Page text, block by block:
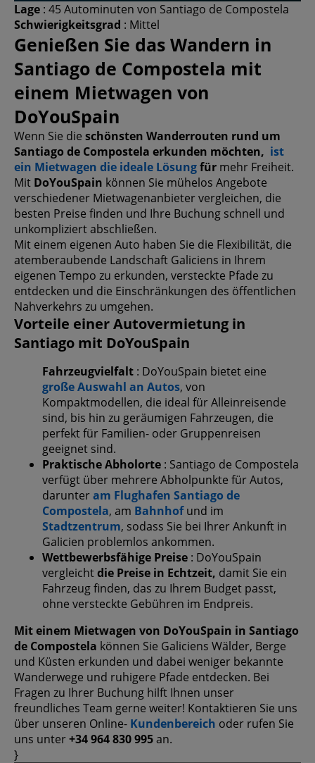
Lage : 45 Autominuten von Santiago de Compostela
Schwierigkeitsgrad : Mittel
Genießen Sie das Wandern in
Santiago de Compostela mit
einem Mietwagen von
DoYouSpain
Wenn Sie die schönsten Wanderrouten rund um
Santiago de Compostela erkunden möchten, ist
ein Mietwagen die ideale Lösungfür mehr Freiheit.
Mit DoYouSpain können Sie mühelos Angebote
verschiedener Mietwagenanbieter vergleichen, die
besten Preise finden und Ihre Buchung schnell und
unkompliziert abschließen.
Mit einem eigenen Auto haben Sie die Flexibilität, die
atemberaubende Landschaft Galiciens in Ihrem
eigenen Tempo zu erkunden, versteckte Pfade zu
entdecken und die Einschränkungen des öffentlichen
Nahverkehrs zu umgehen.
Vorteile einer Autovermietung in
Santiago mit DoYouSpain
Fahrzeugvielfalt : DoYouSpain bietet eine
große Auswahl an Autos, von
Kompaktmodellen, die ideal für Alleinreisende
sind, bis hin zu geräumigen Fahrzeugen, die
perfekt für Familien- oder Gruppenreisen
geeignet sind.
Praktische Abholorte : Santiago de Compostela
verfügt über mehrere Abholpunkte für Autos,
darunteram Flughafen Santiago de
Compostela, am Bahnhofund im
Stadtzentrum, sodass Sie bei Ihrer Ankunft in
Galicien problemlos ankommen.
Wettbewerbsfähige Preise : DoYouSpain
vergleichtdie Preise in Echtzeit, damit Sie ein
Fahrzeug finden, das zu Ihrem Budget passt,
ohne versteckte Gebühren im Endpreis.
Mit einem Mietwagen von DoYouSpain in Santiago
de Compostela können Sie Galiciens Wälder, Berge
und Küsten erkunden und dabei weniger bekannte
Wanderwege und ruhigere Pfade entdecken. Bei
Fragen zu Ihrer Buchung hilft Ihnen unser
freundliches Team gerne weiter! Kontaktieren Sie uns
über unseren Online- Kundenbereich oder rufen Sie
uns unter+34 964 830 995an.
}